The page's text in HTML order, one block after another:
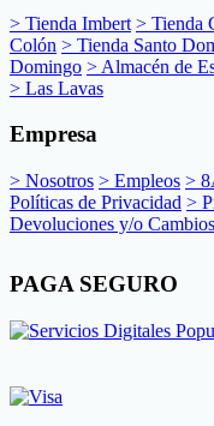
> Tienda Imbert > Tienda
Colón > Tienda Santo
Domingo > Almacén de
> Las Lavas
Empresa
> Nosotros > Empleos >
Políticas de Privacidad >
Devoluciones y/o Cambios
PAGA SEGURO